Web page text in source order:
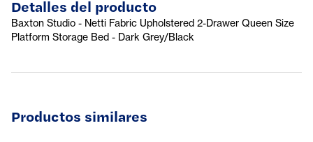
Detalles del producto
Baxton Studio - Netti Fabric Upholstered 2-Drawer Queen Size
Platform Storage Bed - Dark Grey/Black
Productos similares